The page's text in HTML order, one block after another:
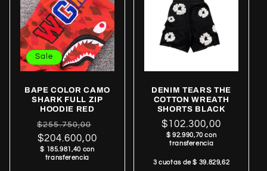
Sale
BAPE COLOR CAMO
SHARK FULL ZIP
HOODIE RED
Regular
price
$255.750,00
$204.600,00
$ 185.981,40 con
transferencia
DENIM TEARS THE
COTTON WREATH
SHORTS BLACK
Regular
price
$102.300,00
$ 92.990,70 con
transferencia
3 cuotas de $ 39.829,62